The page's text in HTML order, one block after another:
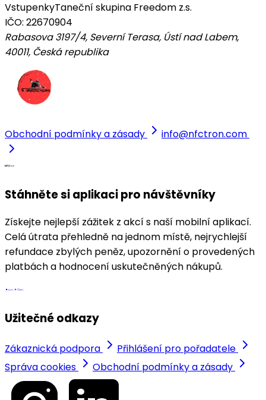
VstupenkyTaneční skupina Freedom z.s.
IČO: 22670904
Rabasova 3197/4, Severní Terasa, Ústí nad Labem,
40011, Česká republika
Obchodní podmínky a zásady info@nfctron.com
Stáhněte si aplikaci pro návštěvníky
Získejte nejlepší zážitek z akcí s naší mobilní aplikací.
Celá útrata přehledně na jednom místě, nejrychlejší
refundace zbylých peněz, upozornění o provedených
platbách a hodnocení uskutečněných nákupů.
Užitečné odkazy
Zákaznická podpora
Přihlášení pro pořadatele
Správa cookies
Obchodní podmínky a zásady